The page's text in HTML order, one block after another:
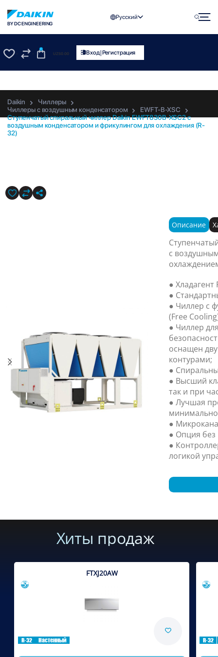
BY DC ENGINEERING
Русский
0
UZS0.00 Вход|Регистрация
Daikin
Чиллеры
Чиллеры с воздушным конденсатором
EWFT-B-XSC
Ступенчатый спиральный чиллер Daikin EWFT830B-XSC2 с
воздушным конденсатором и фрикулингом для охлаждения (R-
32)
Описание
с
● Хладагент
●
● Чиллер с
(Free
● Чиллер
оснащен
контурами;
●
● Высший
так и при
● Лучшая
●
● Опция без
●
логикой
Хиты продаж
FTXJ20AW
R-32 Настенный R-32